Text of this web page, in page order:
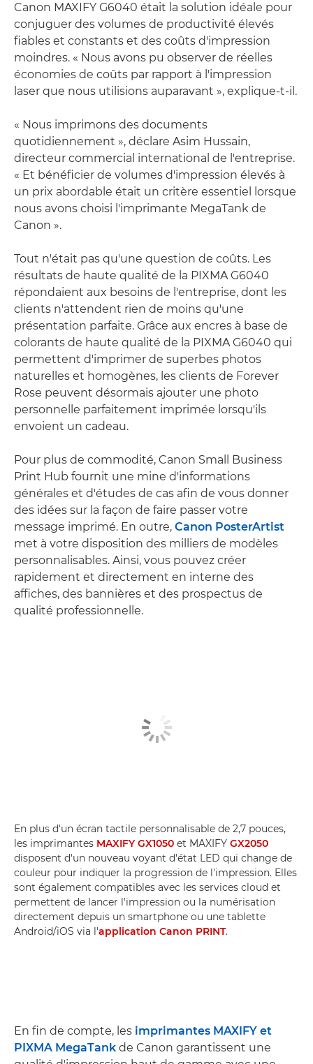
Canon MAXIFY G6040 était la solution idéale pour
conjuguer des volumes de productivité élevés
fiables et constants et des coûts d'impression
moindres. « Nous avons pu observer de réelles
économies de coûts par rapport à l'impression
laser que nous utilisions auparavant », explique-t-il.
« Nous imprimons des documents
quotidiennement », déclare Asim Hussain,
directeur commercial international de l'entreprise.
« Et bénéficier de volumes d'impression élevés à
un prix abordable était un critère essentiel lorsque
nous avons choisi l'imprimante MegaTank de
Canon ».
Tout n'était pas qu'une question de coûts. Les
résultats de haute qualité de la PIXMA G6040
répondaient aux besoins de l'entreprise, dont les
clients n'attendent rien de moins qu'une
présentation parfaite. Grâce aux encres à base de
colorants de haute qualité de la PIXMA G6040 qui
permettent d'imprimer de superbes photos
naturelles et homogènes, les clients de Forever
Rose peuvent désormais ajouter une photo
personnelle parfaitement imprimée lorsqu'ils
envoient un cadeau.
Pour plus de commodité, Canon Small Business
Print Hub fournit une mine d'informations
générales et d'études de cas afin de vous donner
des idées sur la façon de faire passer votre
message imprimé. En outre, Canon PosterArtist
met à votre disposition des milliers de modèles
personnalisables. Ainsi, vous pouvez créer
rapidement et directement en interne des
affiches, des bannières et des prospectus de
qualité professionnelle.
En plus d'un écran tactile personnalisable de 2,7 pouces,
les imprimantes MAXIFY GX1050 et MAXIFY GX2050
disposent d'un nouveau voyant d'état LED qui change de
couleur pour indiquer la progression de l'impression. Elles
sont également compatibles avec les services cloud et
permettent de lancer l'impression ou la numérisation
directement depuis un smartphone ou une tablette
Android/iOS via l'application Canon PRINT.
En fin de compte, les imprimantes MAXIFY et
PIXMA MegaTank de Canon garantissent une